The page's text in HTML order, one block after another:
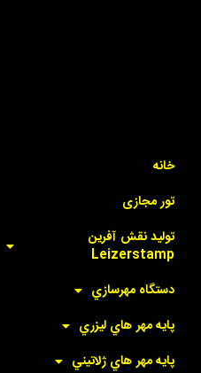
خانه
تور مجازی
توليد نقش آفرين
Leizerstamp
دستگاه مهرسازي
پايه مهر هاي ليزري
پايه مهر هاي ژلاتيني